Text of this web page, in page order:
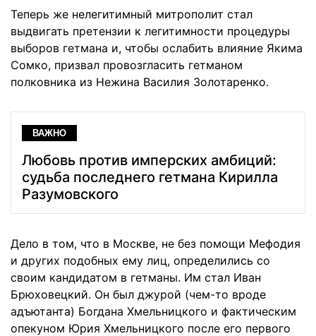
Теперь же нелегитимный митрополит стал
выдвигать претензии к легитимности процедуры
выборов гетмана и, чтобы ослабить влияние Якима
Сомко, призвал провозгласить гетманом
полковника из Нежина Василия Золотаренко.
ВАЖНО
Любовь против имперских амбиций:
судьба последнего гетмана Кирилла
Разумовского
Дело в том, что в Москве, не без помощи Мефодия
и других подобных ему лиц, определились со
своим кандидатом в гетманы. Им стал Иван
Брюховецкий. Он был джурой (чем-то вроде
адъютанта) Богдана Хмельницкого и фактическим
опекуном Юрия Хмельницкого после его первого